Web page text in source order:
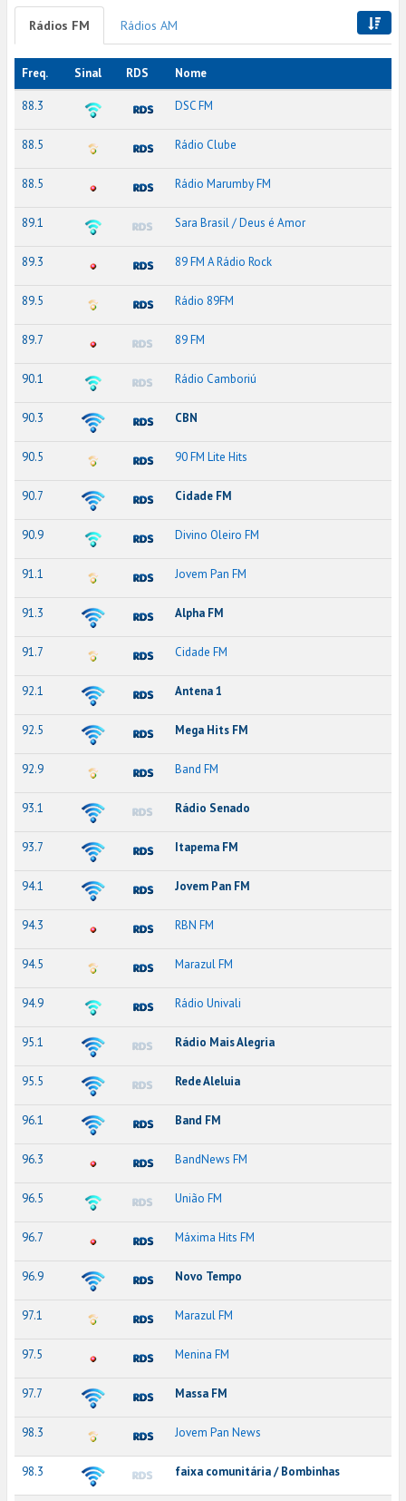
Rádios FM Rádios AM
Freq. Sinal RDS Nome
88.3 DSC FM
88.5 Rádio Clube
88.5 Rádio Marumby FM
89.1 Sara Brasil / Deus é Amor
89.3 89 FM A Rádio Rock
89.5 Rádio 89FM
89.7 89 FM
90.1 Rádio Camboriú
90.3 CBN
90.5 90 FM Lite Hits
90.7 Cidade FM
90.9 Divino Oleiro FM
91.1 Jovem Pan FM
91.3 Alpha FM
91.7 Cidade FM
92.1 Antena 1
92.5 Mega Hits FM
92.9 Band FM
93.1 Rádio Senado
93.7 Itapema FM
94.1 Jovem Pan FM
94.3 RBN FM
94.5 Marazul FM
94.9 Rádio Univali
95.1 Rádio Mais Alegria
95.5 Rede Aleluia
96.1 Band FM
96.3 BandNews FM
96.5 União FM
96.7 Máxima Hits FM
96.9 Novo Tempo
97.1 Marazul FM
97.5 Menina FM
97.7 Massa FM
98.3 Jovem Pan News
98.3 faixa comunitária / Bombinhas